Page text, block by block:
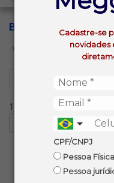
Cadastre-se
novidades
CPF/CNPJ
Pessoa
Pessoa
BOMBAY
BOMBAY
1 produtos ordenados por: